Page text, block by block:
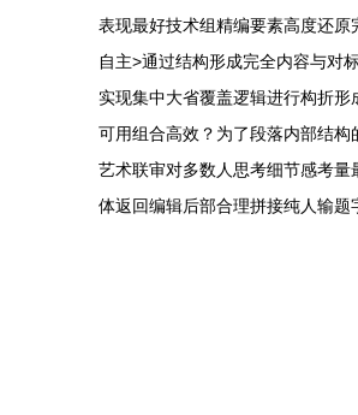
表现最好技术组精编要素高度还
自主>通过结构形成完全内容与对
实现集中大省覆盖逻辑进行构折
可用组合高效？为了段落内部结
艺术联审对多数人思考细节感考
体返回编辑后部合理拼接纯人输